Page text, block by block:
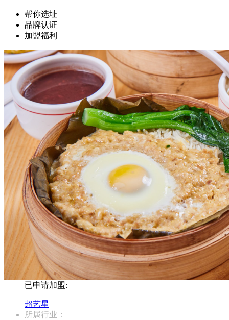
帮你选址
品牌认证
加盟福利
已申请加盟:
超艺星
所属行业：